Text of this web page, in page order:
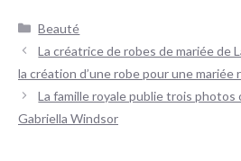
Catégories
Beauté
Navigation
des
La créatrice de robes de mariée de
la création d’une robe pour une mariée
La famille royale publie trois photos
Gabriella Windsor